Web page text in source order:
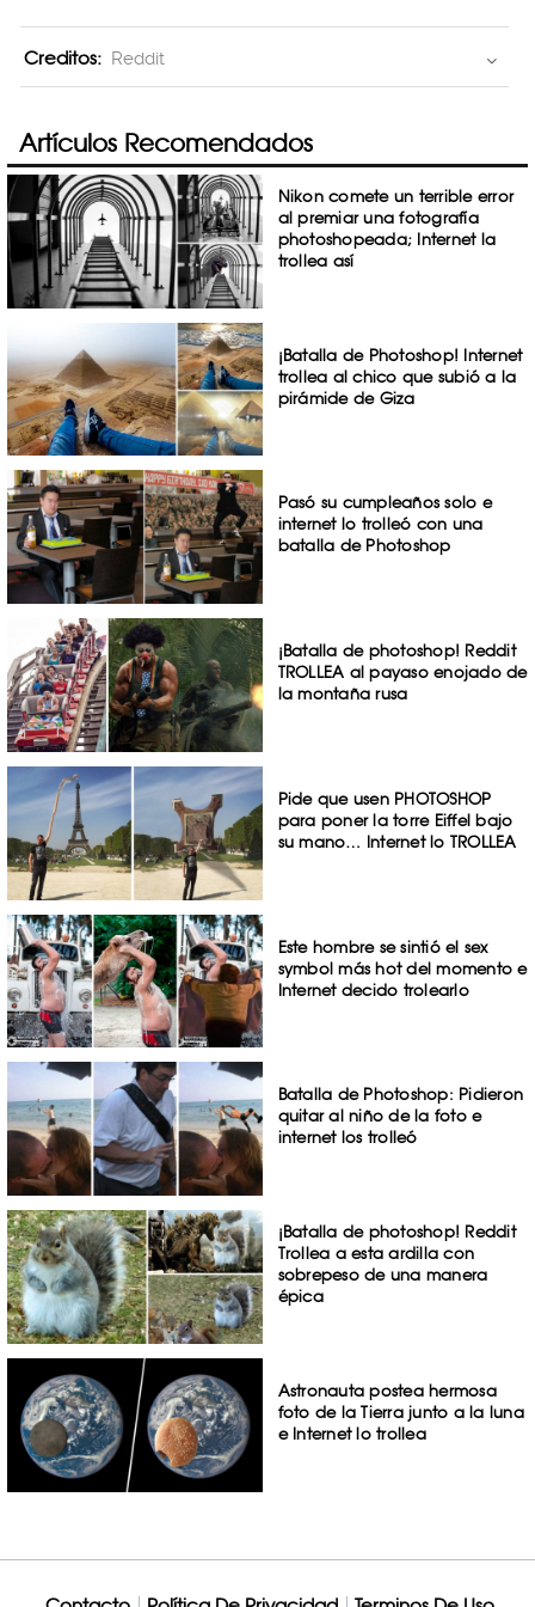
Creditos: Reddit
Artículos Recomendados
Nikon comete un terrible error
al premiar una fotografía
photoshopeada; Internet la
trollea así
¡Batalla de Photoshop! Internet
trollea al chico que subió a la
pirámide de Giza
Pasó su cumpleaños solo e
internet lo trolleó con una
batalla de Photoshop
¡Batalla de photoshop! Reddit
TROLLEA al payaso enojado de
la montaña rusa
Pide que usen PHOTOSHOP
para poner la torre Eiffel bajo
su mano… Internet lo TROLLEA
Este hombre se sintió el sex
symbol más hot del momento e
Internet decido trolearlo
Batalla de Photoshop: Pidieron
quitar al niño de la foto e
internet los trolleó
¡Batalla de photoshop! Reddit
Trollea a esta ardilla con
sobrepeso de una manera
épica
Astronauta postea hermosa
foto de la Tierra junto a la luna
e Internet lo trollea